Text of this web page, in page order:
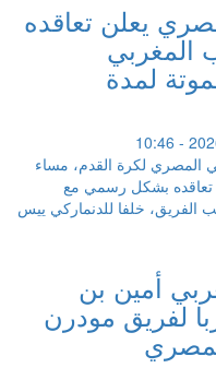
يعلن تعاقده
المغربي
لمدة
المصري لكرة القدم، مساء
تعاقده بشكل رسمي مع
الفريق، خلفا للدنماركي ييس
أمين بن
لفريق مودرن